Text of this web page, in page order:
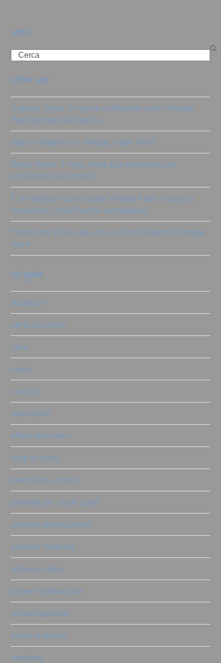
cerca
Search
ultimi post
Organic Vibes: la nuova collezione colori Vintage
Paint ispirata alla natura
Bianco Natale con Vintage chalk Paint
Black Velvet: il nero chalk più misterioso per
ricolorare i tuoi mobili!
È arrivata la nuova Guida Vintage Paint: impara a
ricolorare i mobili senza carteggiare!
Trasforma la tua casa con i colori brillanti di Vintage
Paint
categorie
accessori
carta da parati
cere
colori
crackle
decoratrici
effetti decorativi
fregi di legno
mescolare i colori
pennelli per chalk paint
polvere antichizzante
polvere materica
polvere salina
primer antimacchia
primer|sigillante
prove pratiche
restyling